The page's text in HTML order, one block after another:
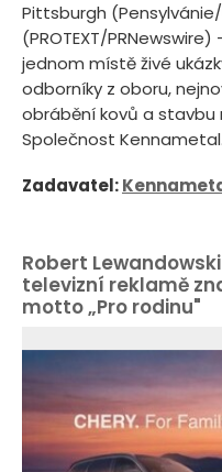
Pittsburgh
(PROTEXT/
jednom místě živé
odborníky z oboru,
obrábění kovů a stavbu
Společnost
Zadavatel:
Robert
televizní reklamě
motto „Pro rodinu"